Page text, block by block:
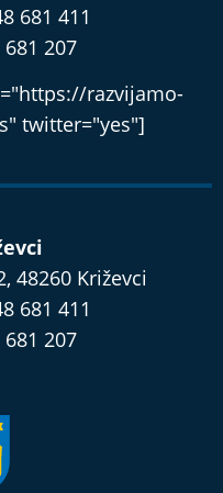
681 411
681 207
razvijamo-
twitter="yes"]
48260 Križevci
681 411
681 207